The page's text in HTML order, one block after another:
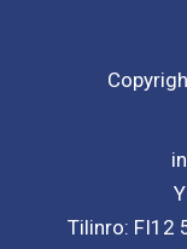
Tilinro: FI12